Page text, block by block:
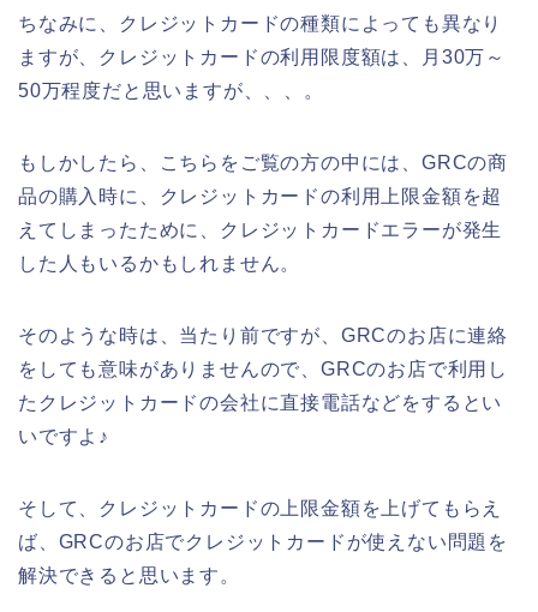
ちなみに、クレジットカードの種類によっても異なり
ますが、クレジットカードの利用限度額は、月30万～
50万程度だと思いますが、、、。
もしかしたら、こちらをご覧の方の中には、GRCの商
品の購入時に、クレジットカードの利用上限金額を超
えてしまったために、クレジットカードエラーが発生
した人もいるかもしれません。
そのような時は、当たり前ですが、GRCのお店に連絡
をしても意味がありませんので、GRCのお店で利用し
たクレジットカードの会社に直接電話などをするとい
いですよ♪
そして、クレジットカードの上限金額を上げてもらえ
ば、GRCのお店でクレジットカードが使えない問題を
解決できると思います。